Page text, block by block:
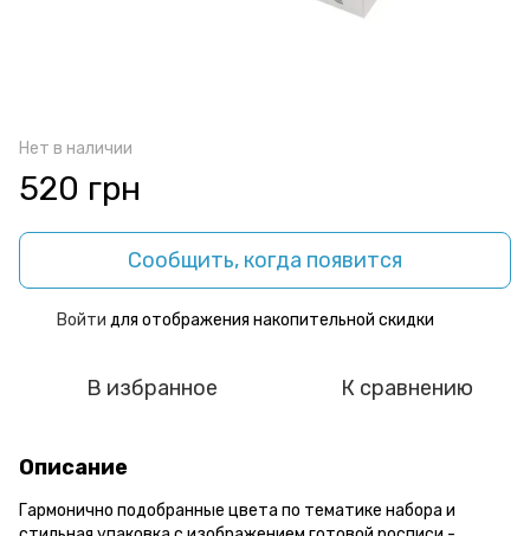
Нет в наличии
520 грн
Сообщить, когда появится
Войти для отображения накопительной скидки
В избранное К сравнению
Описание
Гармонично подобранные цвета по тематике набора и